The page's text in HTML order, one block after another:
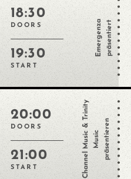
18:30
DOORS
19:30
START
Emergenzapräsentiert
20:00
DOORS
21:00
START Channel Music
&
T
r
i
n
i
t
y
M
u
s
i
c präsentieren